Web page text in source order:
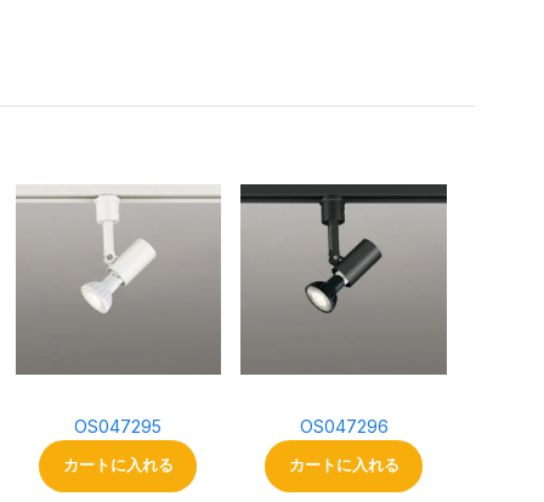
OS047295
カートに入れる
OS047296
カートに入れる